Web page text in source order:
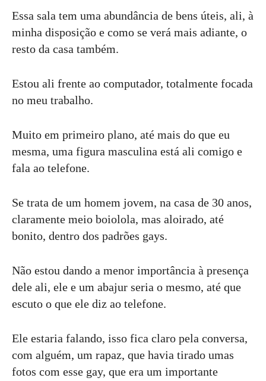
Essa sala tem uma abundância de bens úteis, ali, à
minha disposição e como se verá mais adiante, o
resto da casa também.
Estou ali frente ao computador, totalmente focada
no meu trabalho.
Muito em primeiro plano, até mais do que eu
mesma, uma figura masculina está ali comigo e
fala ao telefone.
Se trata de um homem jovem, na casa de 30 anos,
claramente meio boiolola, mas aloirado, até
bonito, dentro dos padrões gays.
Não estou dando a menor importância à presença
dele ali, ele e um abajur seria o mesmo, até que
escuto o que ele diz ao telefone.
Ele estaria falando, isso fica claro pela conversa,
com alguém, um rapaz, que havia tirado umas
fotos com esse gay, que era um importante